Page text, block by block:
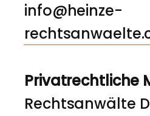
info@heinze-
Privatrechtliche
Rechtsanwälte